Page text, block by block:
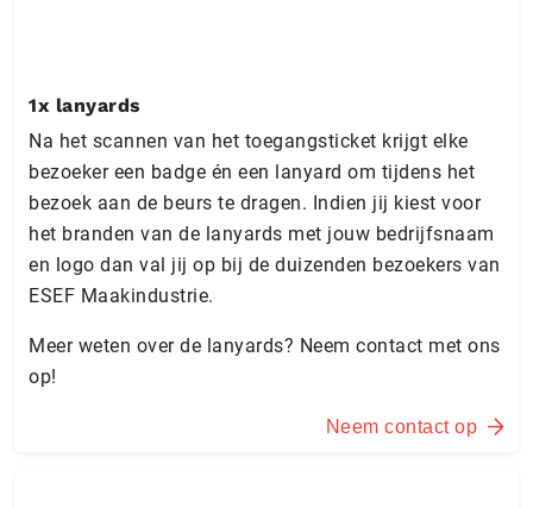
1x lanyards
Na het scannen van het toegangsticket krijgt elke
bezoeker een badge én een lanyard om tijdens het
bezoek aan de beurs te dragen. Indien jij kiest voor
het branden van de lanyards met jouw bedrijfsnaam
en logo dan val jij op bij de duizenden bezoekers van
ESEF Maakindustrie.
Meer weten over de lanyards? Neem contact met ons
op!
Neem contact op